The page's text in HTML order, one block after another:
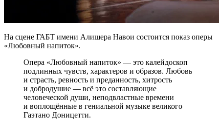
На сцене ГАБТ имени Алишера Навои состоится показ оперы
«Любовный напиток».
Опера «Любовный напиток» — это калейдоскоп
подлинных чувств, характеров и образов. Любовь
и страсть, ревность и преданность, хитрость
и добродушие — всё это составляющие
человеческой души, неподвластные времени
и воплощённые в гениальной музыке великого
Гаэтано Доницетти.